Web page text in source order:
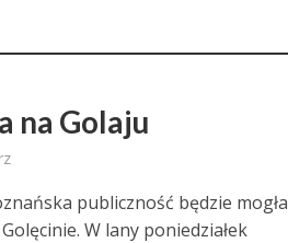
na Golaju
publiczność będzie mogła
W lany poniedziałek